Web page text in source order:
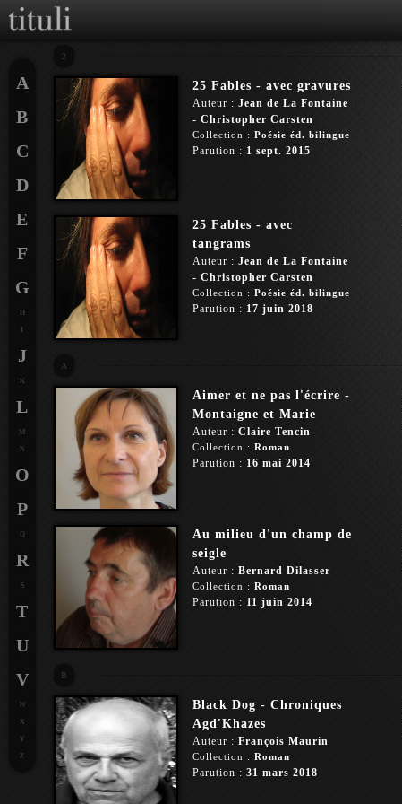
2
25 Fables - avec gravures
Auteur : Jean de La Fontaine
- Christopher Carsten
Collection : Poésie éd. bilingue
Parution : 1 sept. 2015
25 Fables - avec
tangrams
Auteur : Jean de La Fontaine
- Christopher Carsten
Collection : Poésie éd. bilingue
Parution : 17 juin 2018
A
Aimer et ne pas l'écrire -
Montaigne et Marie
Auteur : Claire Tencin
Collection : Roman
Parution : 16 mai 2014
Au milieu d'un champ de
seigle
Auteur : Bernard Dilasser
Collection : Roman
Parution : 11 juin 2014
B
Black Dog - Chroniques
Agd'Khazes
Auteur : François Maurin
Collection : Roman
Parution : 31 mars 2018
A
B
C
D
E
F
G
J
K
L
M
N
O
P
Q
R
S
T
U
V
W
X
Y
Z